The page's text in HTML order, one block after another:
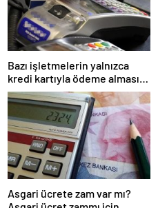
Bazı işletmelerin yalnızca
kredi kartıyla ödeme alması
eleştirildi
Asgari ücrete zam var mı?